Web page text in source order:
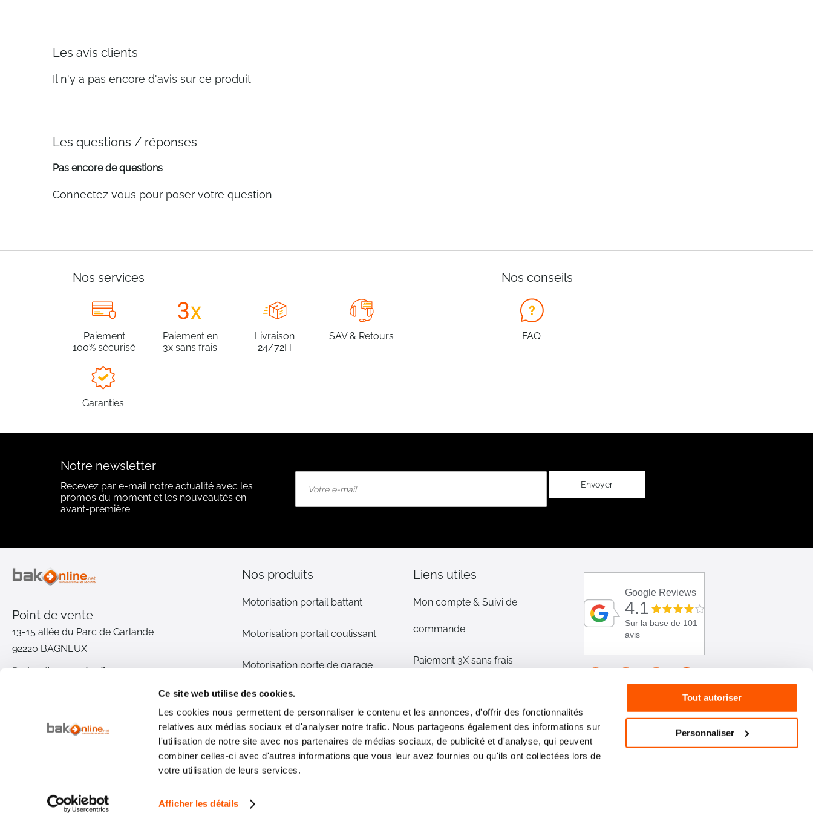
Ce site web utilise des cookies.
Les cookies nous permettent de personnaliser le contenu et les annonces, d'offrir des fonctionnalités
relatives aux médias sociaux et d'analyser notre trafic. Nous partageons également des informations sur
l'utilisation de notre site avec nos partenaires de médias sociaux, de publicité et d'analyse, qui peuvent
combiner celles-ci avec d'autres informations que vous leur avez fournies ou qu'ils ont collectées lors de
votre utilisation de leurs services.
Afficher les détails
Tout autoriser
Personnaliser
Les avis clients
Il n'y a pas encore d'avis sur ce produit
Les questions / réponses
Pas encore de questions
Connectez vous pour poser votre question
Nos services
Paiement
100% sécurisé
Paiement en
3x sans frais
Livraison
24/72H
SAV & Retours
Garanties
Nos conseils
FAQ
Notre newsletter
Recevez par e-mail notre actualité avec les
promos du moment et les nouveautés en
avant-première
notre
:
Envoyer
Point de vente
13-15 allée du Parc de Garlande
92220 BAGNEUX
Du lundi au vendredi
01 46 72 30 00
Nos produits
Motorisation portail battant
Motorisation portail coulissant
Motorisation porte de garage
Motorisation volet
Pièces détachées
Interphone/alarme maison
Liens utiles
Mon compte & Suivi de
commande
Paiement 3X sans frais
CGV
Plan du site
Google Reviews
4.1
Sur la base de 101
avis